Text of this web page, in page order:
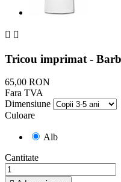
 
Tricou imprimat -
65,00 RON
Fara TVA
Dimensiune
Culoare
Alb
Cantitate